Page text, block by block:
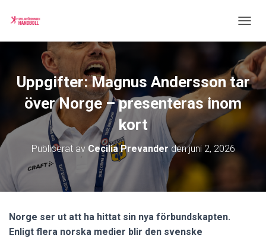
L
P
Å
/
A
A
Uppgifter: Magnus Andersson tar
över Norge – presenteras inom
kort
Publicerat av Cecilia Prevanderdenjuni 2, 2026
Norge ser ut att ha hittat sin nya förbundskapten.
Enligt flera norska medier blir den svenske